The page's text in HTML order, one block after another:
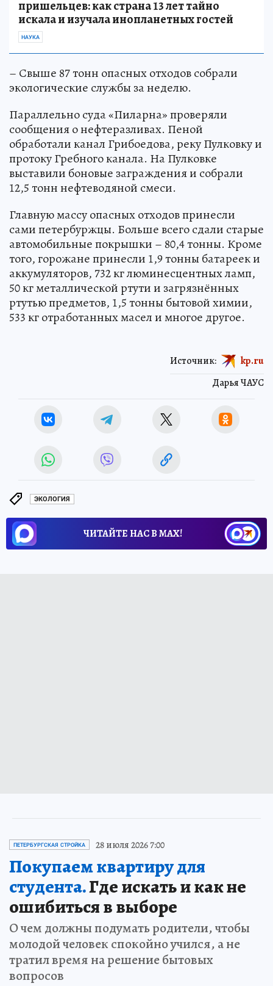
пришельцев: как страна 13 лет тайно
искала и изучала инопланетных гостей
НАУКА
– Свыше 87 тонн опасных отходов собрали
экологические службы за неделю.
Параллельно суда «Пиларна» проверяли
сообщения о нефтеразливах. Пеной
обработали канал Грибоедова, реку Пулковку и
протоку Гребного канала. На Пулковке
выставили боновые заграждения и собрали
12,5 тонн нефтеводяной смеси.
Главную массу опасных отходов принесли
сами петербуржцы. Больше всего сдали старые
автомобильные покрышки – 80,4 тонны. Кроме
того, горожане принесли 1,9 тонны батареек и
аккумуляторов, 732 кг люминесцентных ламп,
50 кг металлической ртути и загрязнённых
ртутью предметов, 1,5 тонны бытовой химии,
533 кг отработанных масел и многое другое.
Дарья ЧАУС
Источник: kp.ru
ЭКОЛОГИЯ
ЧИТАЙТЕ НАС В МАХ!
ПЕТЕРБУРГСКАЯ СТРОЙКА 28 июля 2026 7:00
Покупаем квартиру для
студента.Где искать и как не
ошибиться в выборе
О чем должны подумать родители, чтобы
молодой человек спокойно учился, а не
тратил время на решение бытовых
вопросов